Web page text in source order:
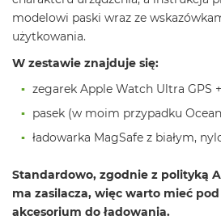
n
d
y
o
M
a
c
B
o
k
N
e
modelowi paski wraz ze
użytkowania.
W zestawie znajduje się:
zegarek Apple Watch Ultra GPS
pasek (w moim przypadku
ładowarka MagSafe z białym,
Standardowo, zgodnie z polityką
ma zasilacza, więc warto mieć
akcesorium do ładowania.